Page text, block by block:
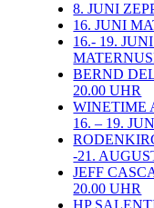
8. JUNI
16. JUNI
16.- 19.
BERND
20.00 UHR
WINETIME
16. – 19.
-21.
JEFF
20.00 UHR